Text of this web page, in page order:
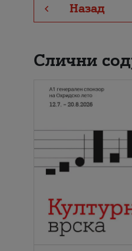
Назад
Слични